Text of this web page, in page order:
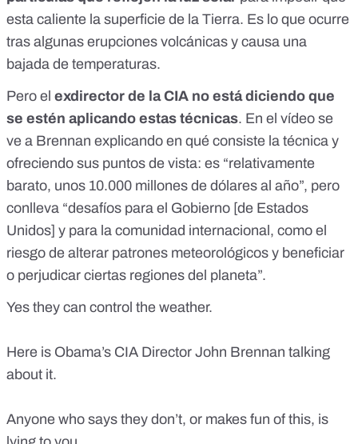
esta caliente la superficie de la Tierra. Es lo que ocurre
tras algunas erupciones volcánicas y causa una
bajada de temperaturas.
Pero el exdirector de la CIA no está diciendo que
se estén aplicando estas técnicas. En el vídeo se
ve a Brennan explicando en qué consiste la técnica y
ofreciendo sus puntos de vista: es “relativamente
barato, unos 10.000 millones de dólares al año”, pero
conlleva “desafíos para el Gobierno [de Estados
Unidos] y para la comunidad internacional, como el
riesgo de alterar patrones meteorológicos y beneficiar
o perjudicar ciertas regiones del planeta”.
Yes they can control the weather.
Here is Obama’s CIA Director John Brennan talking
about it.
Anyone who says they don’t, or makes fun of this, is